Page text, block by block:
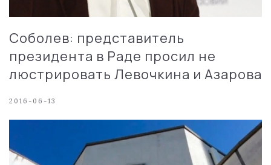
Соболев: представитель
президента в Раде просил не
люстрировать Левочкина и Азарова
2016-06-13